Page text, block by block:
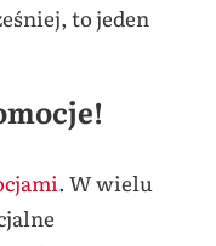
to jeden
. W wielu